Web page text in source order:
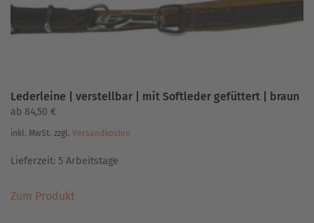
gewählt
werden
Lederleine | verstellbar | mit Softleder gefüttert | braun
ab 84,50 €
inkl. MwSt. zzgl. Versandkosten
Lieferzeit: 5 Arbeitstage
Zum ProduktProdukt